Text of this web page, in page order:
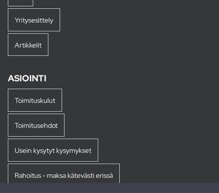
Yritysesittely
Artikkelit
ASIOINTI
Toimituskulut
Toimitusehdot
Usein kysytyt kysymykset
Rahoitus - maksa kätevästi erissä